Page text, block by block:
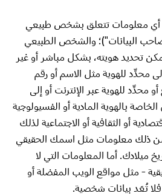
أي معلومات تتعلق بشخص طبيعي
البيانات")؛ والشخص الطبيعي
تحديد هويته، بشكل مباشر أو غير
محدِّد للهوية مثل الاسم أو رقم
محدِّد للهوية عبر الإنترنت أو إلى
بالهوية المادية أو الفسيولوجية
أو الثقافية أو الاجتماعية لذلك
ذلك معلومات مثل اسمك الحقيقي
ميلادك. أما المعلومات التي لا
- مثل مواقع الويب المفضلة أو
تُعَد بيانات شخصية.